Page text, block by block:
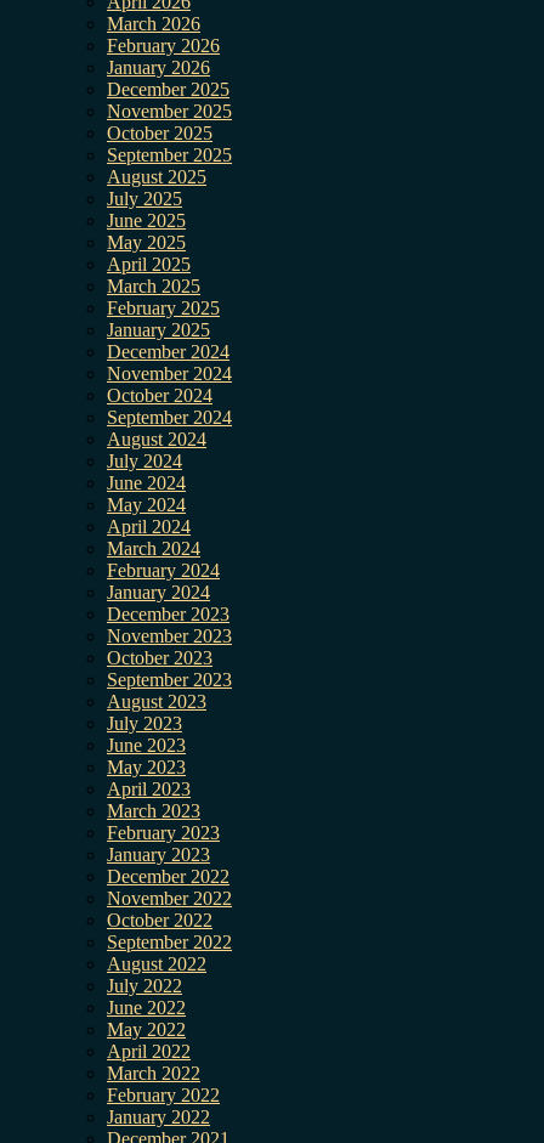
March 2026
February 2026
January 2026
December 2025
November 2025
October 2025
September 2025
August 2025
July 2025
June 2025
May 2025
April 2025
March 2025
February 2025
January 2025
December 2024
November 2024
October 2024
September 2024
August 2024
July 2024
June 2024
May 2024
April 2024
March 2024
February 2024
January 2024
December 2023
November 2023
October 2023
September 2023
August 2023
July 2023
June 2023
May 2023
April 2023
March 2023
February 2023
January 2023
December 2022
November 2022
October 2022
September 2022
August 2022
July 2022
June 2022
May 2022
April 2022
March 2022
February 2022
January 2022